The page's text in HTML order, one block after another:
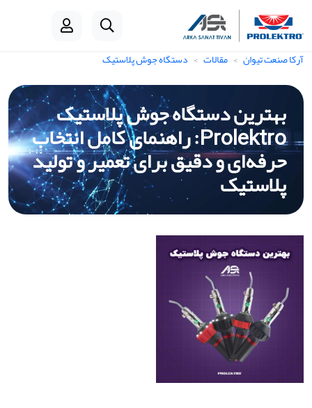
آرکا صنعت تیوان مقالات دستگاه جوش پلاستیک
بهترین دستگاه جوش پلاستیک
Prolektro: راهنمای کامل انتخاب
حرفه‌ای و دقیق برای تعمیر و تولید
پلاستیک